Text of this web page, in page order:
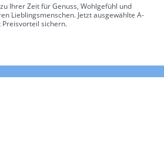
Ihrer Zeit für Genuss, Wohlgefühl und
Lieblingsmenschen. Jetzt ausgewählte A-
Preisvorteil sichern.